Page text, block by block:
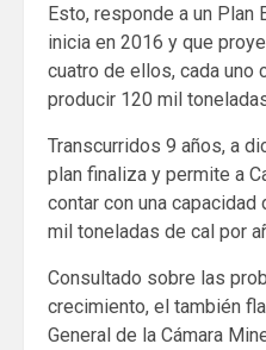
Esto, responde a un Plan
inicia en 2016 y que
cuatro de ellos, cada uno
producir 120 mil
Transcurridos 9 años, a
plan finaliza y permite a
contar con una
mil toneladas de cal por
Consultado sobre las
crecimiento, el también
General de la Cámara